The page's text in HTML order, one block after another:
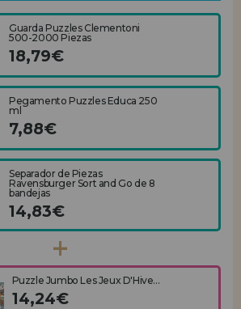
Guarda Puzzles Clementoni
500-2000 Piezas
18,79€
Pegamento Puzzles Educa 250
ml
7,88€
Separador de Piezas
Ravensburger Sort and Go de 8
bandejas
14,83€
Puzzle Jumbo Les Jeux D'Hive...
14,24€